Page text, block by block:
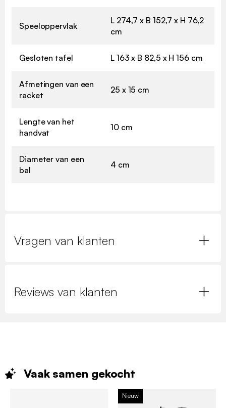
Speeloppervlak
L 274,7 x B 152,7 x H 76,2
cm
Gesloten tafel L 163 x B 82,5 x H 156 cm
Afmetingen van een
racket
25 x 15 cm
Lengte van het
handvat
10 cm
Diameter van een
bal
4 cm
Vragen van klanten
Reviews van klanten
Vaak samen gekocht
Nieuw